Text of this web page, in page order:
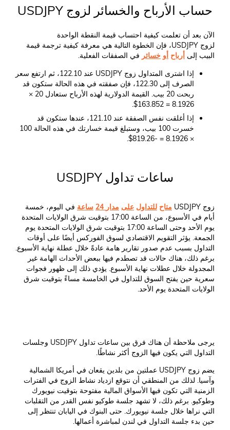
حساب الأرباح والخسائر لزوج USDJPY
الآن بعد أن تعلمت كيفية احتساب قيمة النقطة الواحدة
لزوج USDJPY، فإن الخطوة التالية هي معرفة كيفية ترجمة قيمة
البيب إلى أرباح أو خسائر في الصفقات الفعلية.
إذا اشترى المتداول زوج USDJPY عند 122.10، ثم ارتفع سعر
الصرف إلى 122.30، فإن صفقته في هذه الحالة ستكون قد
ربحت 20 بيب. القيمة الدولارية لهذه الأرباح ستعادل 20 ×
8.1926 = 163.852$.
إذا أغلقت نفس الصفقة عند 121.10، عندها ستكون قد
خسرت 100 بيب، وستبلغ قيمة خسارتك في هذه الحالة 100
× 8.1926 = -819.26$.
ساعات تداول USDJPY
زوج USDJPY متاح للتداول على مدار ساعة في اليوم، خمسة
أيام في الأسبوع، من الساعة 17:00 بتوقيت شرق الولايات المتحدة
يوم الأحد وحتى الساعة 17:00 بتوقيت شرق الولايات المتحدة يوم
الجمعة. يؤثر التقويم الاقتصادي لسوق الفوركس أيضًا على أوقات
التداول بسبب عدم صدور تقارير هامة عادةً خلال عطلة نهاية الأسبوع.
برغم ذلك، هناك حالات قد تصطدم فيها ببعض الأحداث الهامة غير
المجدولة خلال عطلات نهاية الأسبوع. يؤدي ذلك إلى ظهور فجوات
سعرية حين يفتح السوق للتداول في الخامسة مساءً بتوقيت شرق
الولايات المتحدة يوم الأحد.
يرجى ملاحظة أن هناك فرق بين ساعات تداول USDJPY وجلسات
التداول التي يكون فيها الزوج أكثر نشاطًا.
يضم زوج USDJPY عملتين من بلدين يقعان في أمريكا الشمالية
وآسيا. لذلك من المنطقي أن نتوقع ازدياد نشاط الزوج في الفترات
الزمنية التي تكون فيها الأسواق المالية مفتوحة بتوقيت نيويورك
وطوكيو. برغم ذلك، لا تشهد جلسة طوكيو نفس القدر من التقلبات
التي نراها خلال جلسة نيويورك. حتى البنوك في اليابان تنتظر إلى
حين بدء جلسة التداول في لندن لمباشرة أعمالها.